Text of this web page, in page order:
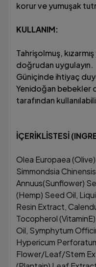
korur ve yumuşak
KULLANIM:
Tahrişolmuş,
doğrudan uygulayın.
Güniçinde ihtiyaç
Yenidoğan bebekler
tarafından
İÇERİKLİSTESİ
Olea Europaea
Simmondsia
Annuus(Sunflower)
(Hemp) Seed Oil,
Resin Extract,
Tocopherol
Oil, Symphytum
Hypericum
Flower/Leaf/Stem